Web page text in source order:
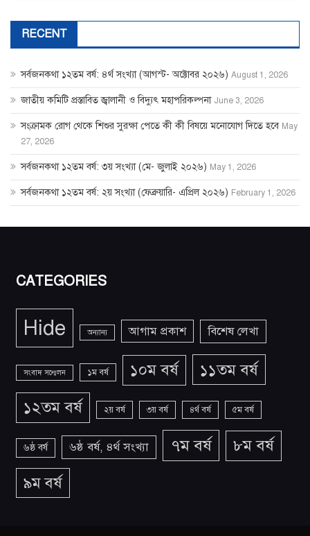
RECENT
সর্বজনকথা ১২তম বর্ষ: ৪র্থ সংখ্যা (আগস্ট- অক্টোবর ২০২৬) August 1, 2026
জাতীয় কমিটি প্রস্তাবিত জ্বালানী ও বিদ্যুৎ মহাপরিকল্পনা June 3, 2026
সংক্রামক রোগ থেকে শিশুর সুরক্ষা পেতে কী কী বিষয়ে মনোযোগ দিতে হবে May
27, 2026
সর্বজনকথা ১২তম বর্ষ: ৩য় সংখ্যা (মে- জুলাই ২০২৬) May 1, 2026
সর্বজনকথা ১২তম বর্ষ: ২য় সংখ্যা (ফেব্রুয়ারি- এপ্রিল ২০২৬) February 1, 2026
CATEGORIES
Hide অন্যান্য আগাম প্রকাশ বিশেষ লেখা
সংবাদ সন্মেলন ১ম বর্ষ ১০ম বর্ষ ১১তম বর্ষ
১২তম বর্ষ ২য় বর্ষ ৩য় বর্ষ ৪র্থ বর্ষ ৫ম বর্ষ
৬ষ্ঠ বর্ষ ৬ষ্ঠ বর্ষ, ৪র্থ সংখ্যা ৭ম বর্ষ
৮ম বর্ষ
৯ম বর্ষ